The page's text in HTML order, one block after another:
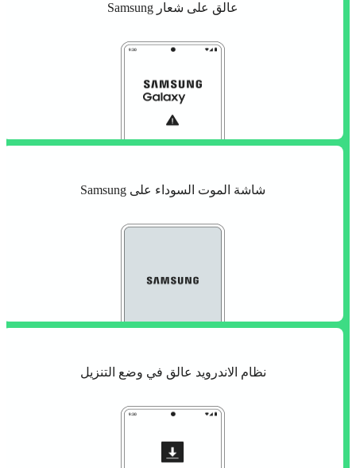
عالق على شعار Samsung
شاشة الموت السوداء على Samsung
نظام الاندرويد عالق في وضع التنزيل